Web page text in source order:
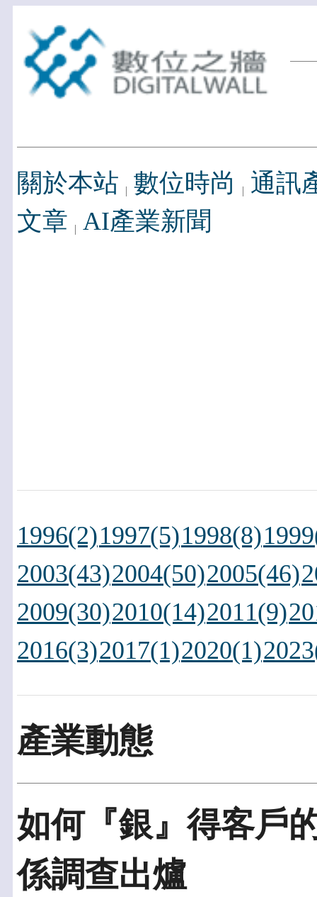
關於本站 數位時尚
通訊
文章 AI產業新聞
1996(2)1997(5)1998(8)
2003(43)2004(50)2005(46)
2009(30)2010(14)2011(9)
2016(3)2017(1)2020(1)
產業動態
如何『銀』得客戶
係調查出爐